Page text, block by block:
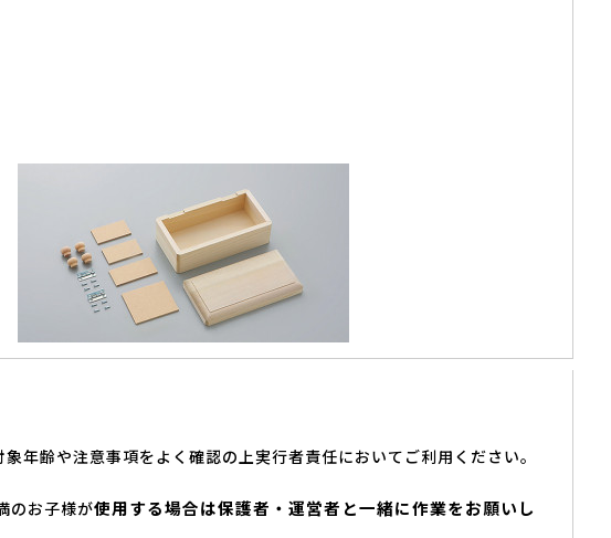
年齢や注意事項をよく確認の上実行者責任においてご利用ください。
のお子様が使用する場合は保護者・運営者と一緒に作業をお願いし